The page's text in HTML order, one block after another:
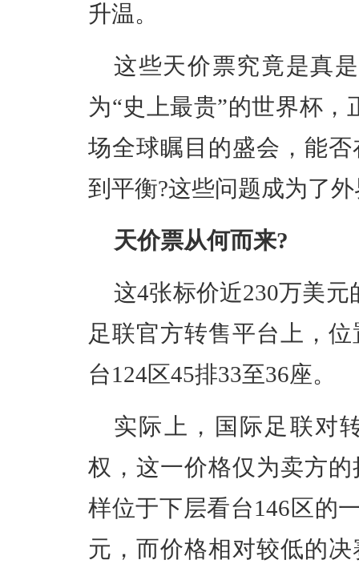
升温。
这些天价票究竟是真
为“史上最贵”的世界杯
场全球瞩目的盛会，能
到平衡?这些问题成为了
天价票从何而来?
这4张标价近230万美
足联官方转售平台上，
台124区45排33至36座。
实际上，国际足联对
权，这一价格仅为卖方
样位于下层看台146区的
元，而价格相对较低的